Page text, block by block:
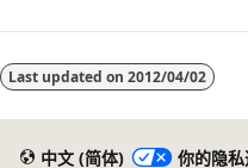
模
式
Last updated on 2012/04/02
中文 (简体) 你的隐